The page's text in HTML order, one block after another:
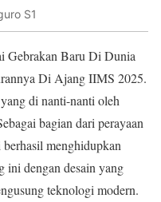
S1
Gebrakan Baru Di Dunia
Di Ajang IIMS 2025.
di nanti-nanti oleh
bagian dari perayaan
menghidupkan
ini dengan desain yang
teknologi modern.